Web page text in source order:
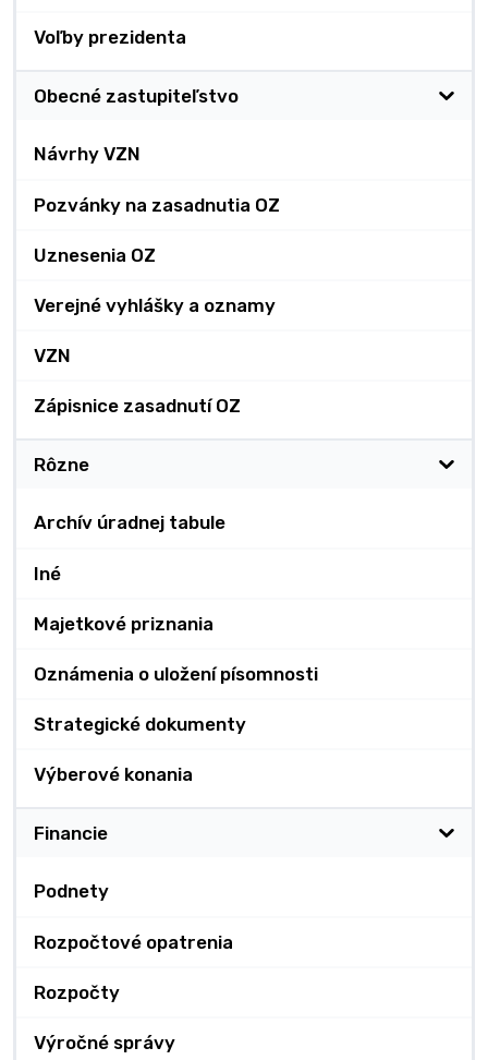
Voľby prezidenta
Obecné zastupiteľstvo
Návrhy VZN
Pozvánky na zasadnutia OZ
Uznesenia OZ
Verejné vyhlášky a oznamy
VZN
Zápisnice zasadnutí OZ
Rôzne
Archív úradnej tabule
Iné
Majetkové priznania
Oznámenia o uložení písomnosti
Strategické dokumenty
Výberové konania
Financie
Podnety
Rozpočtové opatrenia
Rozpočty
Výročné správy